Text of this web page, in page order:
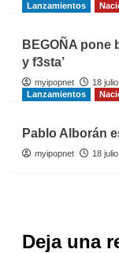
Lanzamientos
BEGOÑA pone
y f3sta’
myipopnet 18
Lanzamientos
Pablo Alborán
myipopnet 18
Deja una